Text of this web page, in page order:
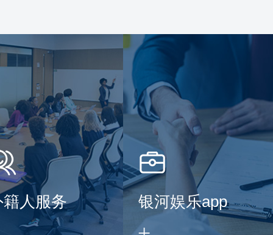
籍人服务 银河娱乐app